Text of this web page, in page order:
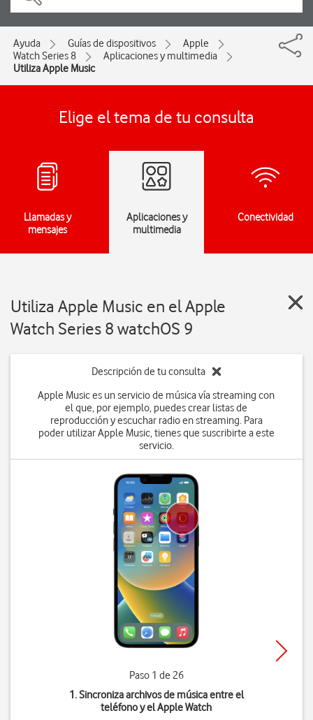
Ayuda Guías de dispositivos
Apple
Watch Series 8
Aplicaciones y multimedia
Utiliza Apple Music
Elige el tema de tu consulta
Llamadas y
mensajes
Aplicaciones y
multimedia
Conectividad
Utiliza Apple Music en el Apple
Watch Series 8 watchOS 9
Descripción de tu consulta
Apple Music es un servicio de música vía streaming con
el que, por ejemplo, puedes crear listas de
reproducción y escuchar radio en streaming. Para
poder utilizar Apple Music, tienes que suscribirte a este
servicio.
Paso 1 de 26
1. Sincroniza archivos de música entre el
teléfono y el Apple Watch